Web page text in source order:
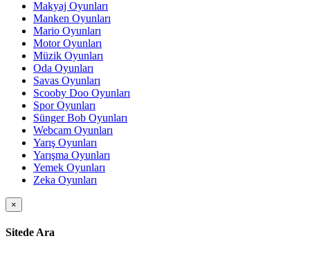
Makyaj Oyunları
Manken Oyunları
Mario Oyunları
Motor Oyunları
Müzik Oyunları
Oda Oyunları
Savas Oyunları
Scooby Doo Oyunları
Spor Oyunları
Sünger Bob Oyunları
Webcam Oyunları
Yarış Oyunları
Yarışma Oyunları
Yemek Oyunları
Zeka Oyunları
×
Sitede Ara